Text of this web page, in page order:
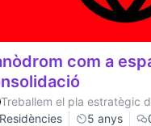
com a
Treballem el pla estratègic
Residències
5 anys